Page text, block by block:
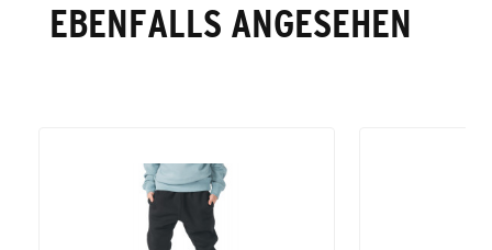
EBENFALLS ANGESEHEN